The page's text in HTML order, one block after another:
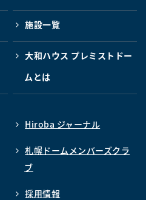
施設一覧
大和ハウス プレミストドー
ムとは
Hiroba ジャーナル
札幌ドームメンバーズクラ
ブ
採用情報